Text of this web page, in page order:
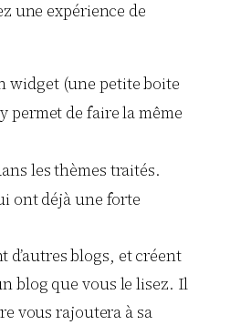
une expérience de
widget (une petite boite
permet de faire la même
les thèmes traités.
ont déjà une forte
blogs, et créent
blog que vous le lisez. Il
vous rajoutera à sa